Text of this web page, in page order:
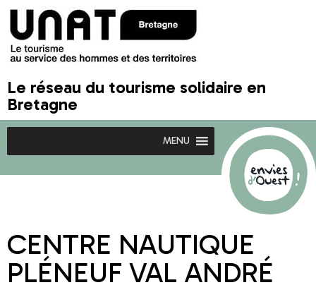
Le réseau du tourisme solidaire en
Bretagne
MENU
CENTRE NAUTIQUE
PLÉNEUF VAL ANDRÉ